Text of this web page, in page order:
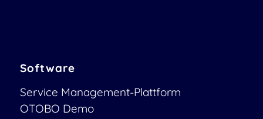
Software
Service Management-Plattform
OTOBO Demo